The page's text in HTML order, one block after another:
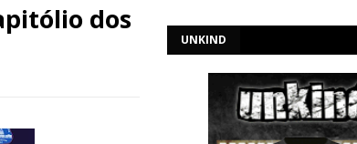
dos
UNKIND